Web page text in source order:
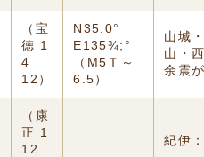
（宝
徳 1
4
12）
N35.0°
E135¾;°
（M5Ｔ～
6.5）
山城
山・
余震
（康
正 1
12
紀伊